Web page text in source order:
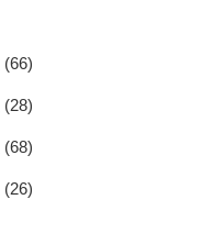
(66)
(28)
(68)
(26)